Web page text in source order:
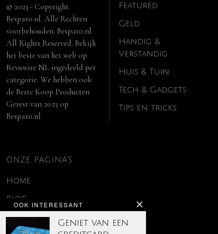
OOK INTERESSANT
Geniet van een
© 2023 - Copyright.
Besparo.nl. Alle Rechten
voorbehouden. Besparo.nl.
All Rights Reserved. Bekijk
het beste van het web op
Revuwire NL ingedeeld per
categorie. We hebben ook
deBeste Koop Producten
Getest van 2023 op
Besparo.nl
Featured
Geld
Handig &
Verstandig
Huis & Tuin
Tech & Gadgets
Tips en tricks
ONZE PAGINA’S
Home
Blog
Contact